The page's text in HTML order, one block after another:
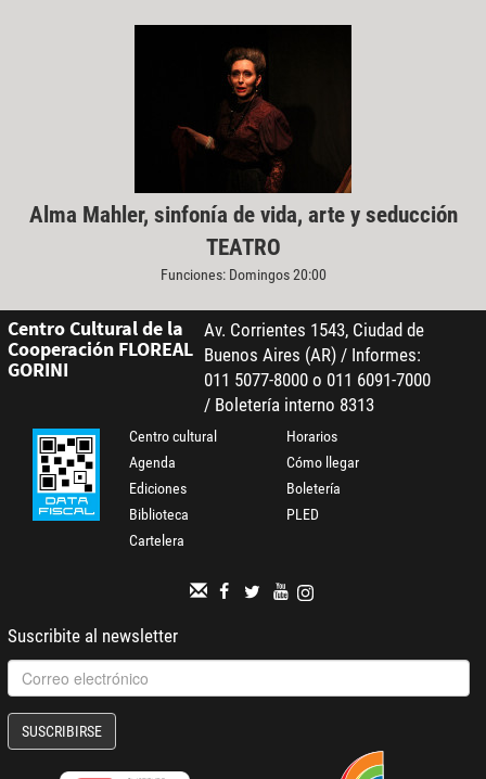
Alma Mahler, sinfonía de vida, arte y seducción
TEATRO
Funciones: Domingos 20:00
Centro Cultural de la
Cooperación FLOREAL
GORINI
Av. Corrientes 1543, Ciudad de
Buenos Aires (AR) / Informes:
011 5077-8000 o 011 6091-7000
/ Boletería interno 8313
Centro cultural
Agenda
Ediciones
Biblioteca
Cartelera
Horarios
Cómo llegar
Boletería
PLED
Suscribite al newsletter
SUSCRIBIRSE